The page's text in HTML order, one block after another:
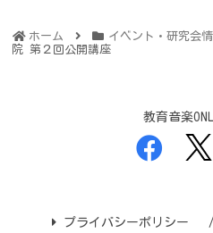
ホーム イベント・研究会
院 第２回公開講座
教育音楽
プライバシーポリシー